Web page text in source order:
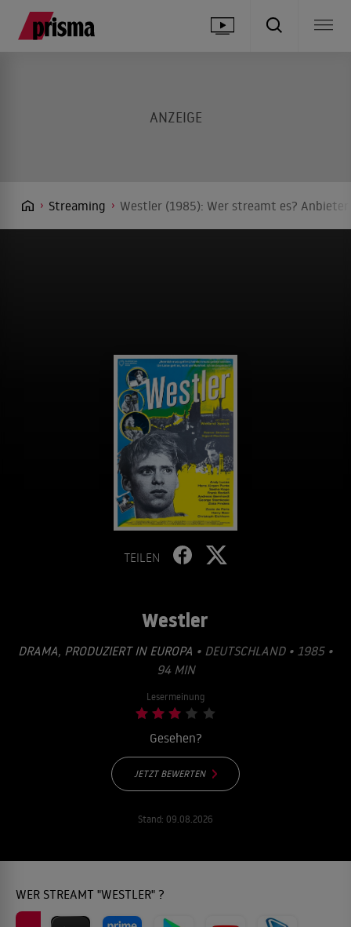
Streaming Westler (1985): Wer streamt es? Anbieter
TEILEN
Westler
DRAMA, PRODUZIERT IN EUROPA • DEUTSCHLAND • 1985 •
94 MIN
Lesermeinung
Gesehen?
JETZT BEWERTEN
Stand: 09.08.2026
WER STREAMT "WESTLER" ?